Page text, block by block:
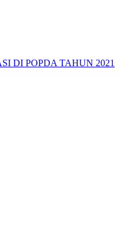
DI POPDA TAHUN 2021